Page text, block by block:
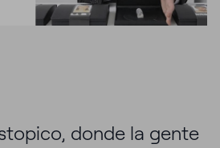
donde la gente